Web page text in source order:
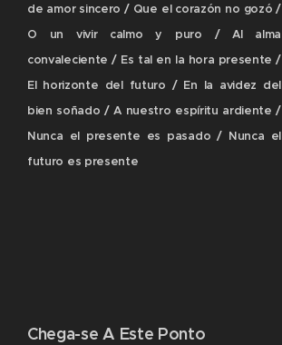
de amor sincero / Que el corazón no gozó /
O un vivir calmo y puro / Al alma
convaleciente / Es tal en la hora presente /
El horizonte del futuro / En la avidez del
bien soñado / A nuestro espíritu ardiente /
Nunca el presente es pasado / Nunca el
futuro es presente
Chega-se A Este Ponto